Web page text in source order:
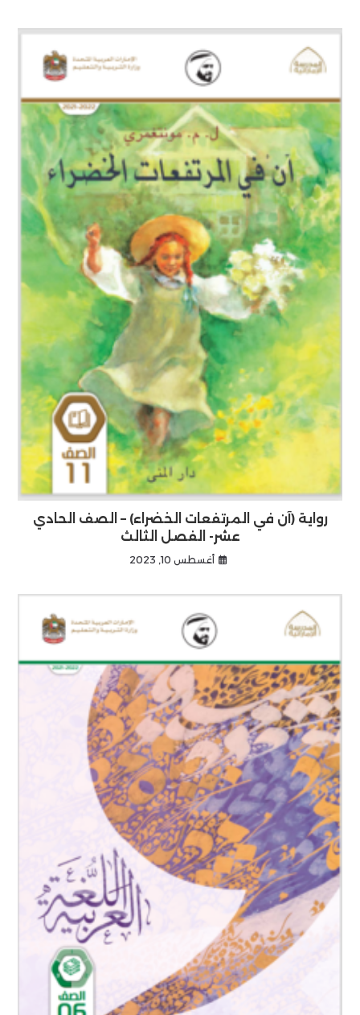
رواية (آن في المرتفعات الخضراء) – الصف الحادي
عشر- الفصل الثالث
أغسطس 10, 2023